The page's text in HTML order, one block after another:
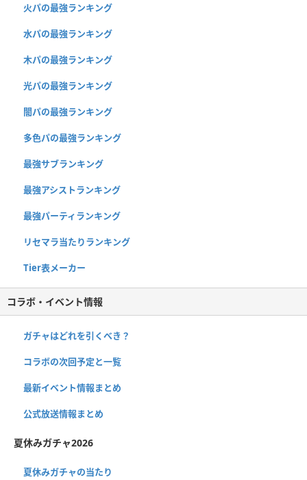
火パの最強ランキング
水パの最強ランキング
木パの最強ランキング
光パの最強ランキング
闇パの最強ランキング
多色パの最強ランキング
最強サブランキング
最強アシストランキング
最強パーティランキング
リセマラ当たりランキング
Tier表メーカー
コラボ・イベント情報
ガチャはどれを引くべき？
コラボの次回予定と一覧
最新イベント情報まとめ
公式放送情報まとめ
夏休みガチャ2026
夏休みガチャの当たり